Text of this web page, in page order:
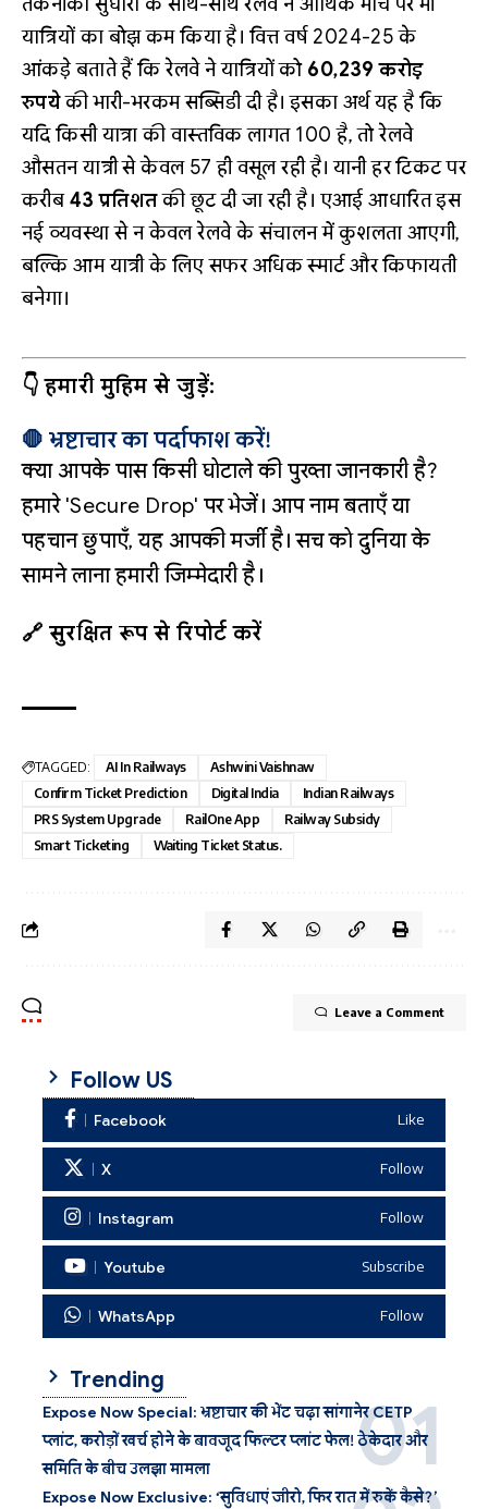
यात्रियों का बोझ कम किया है। वित्त वर्ष 2024-25 के
आंकड़े बताते हैं कि रेलवे ने यात्रियों को 60,239 करोड़
रुपयेकी भारी-भरकम सब्सिडी दी है। इसका अर्थ यह है कि
यदि किसी यात्रा की वास्तविक लागत ₹100 है, तो रेलवे
औसतन यात्री से केवल ₹57 ही वसूल रही है। यानी हर टिकट पर
करीब43 प्रतिशतकी छूट दी जा रही है। एआई आधारित इस
नई व्यवस्था से न केवल रेलवे के संचालन में कुशलता आएगी,
बल्कि आम यात्री के लिए सफर अधिक स्मार्ट और किफायती
बनेगा।
👇 हमारी मुहिम से जुड़ें:
🛑 भ्रष्टाचार का पर्दाफाश करें!
क्या आपके पास किसी घोटाले की पुख्ता जानकारी है?
हमारे 'Secure Drop' पर भेजें। आप नाम बताएँ या
पहचान छुपाएँ, यह आपकी मर्जी है। सच को दुनिया के
सामने लाना हमारी जिम्मेदारी है।
🔗 सुरक्षित रूप से रिपोर्ट करें
TAGGED: AI In Railways
Ashwini Vaishnaw
Confirm Ticket Prediction
Digital India
Indian Railways
PRS System Upgrade
RailOne App
Railway Subsidy
Smart Ticketing
Waiting Ticket Status.
Leave a Comment
Follow US
Facebook Like
X Follow
Instagram Follow
Youtube Subscribe
WhatsApp Follow
Trending
Expose Now Special: भ्रष्टाचार की भेंट चढ़ा सांगानेर CETP
प्लांट, करोड़ों खर्च होने के बावजूद फिल्टर प्लांट फेल! ठेकेदार और
समिति के बीच उलझा मामला
Expose Now Exclusive: ‘सुविधाएं जीरो, फिर रात में रुकें कैसे?’